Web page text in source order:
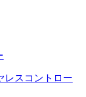
レスコントロー